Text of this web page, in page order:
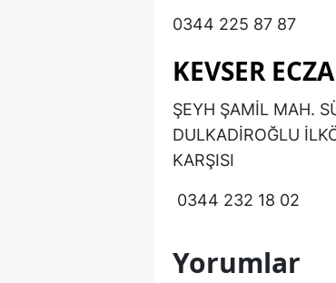
0344 225 87 87
KEVSER
ŞEYH ŞAMİL MAH.
DULKADİROĞLU
KARŞISI
0344 232 18 02
Yorumlar